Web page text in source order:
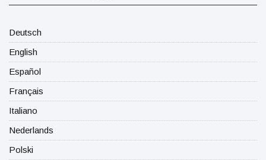
Deutsch
English
Español
Français
Italiano
Nederlands
Polski